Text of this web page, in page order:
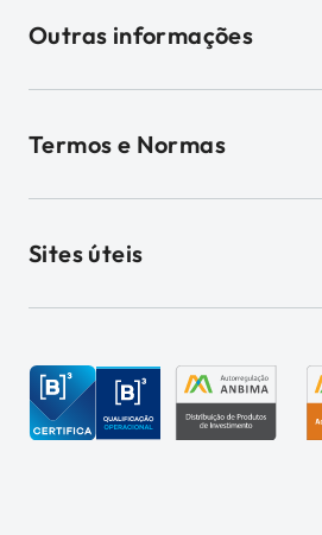
Outras informações
Termos e Normas
Sites úteis